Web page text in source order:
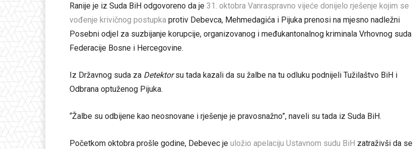
Ranije je iz Suda BiH odgovoreno da je 31. oktobra Vanraspravno vijeće donijelo rješenje kojim se
vođenje krivičnog postupka protiv Debevca, Mehmedagića i Pijuka prenosi na mjesno nadležni
Posebni odjel za suzbijanje korupcije, organizovanog i međukantonalnog kriminala Vrhovnog suda
Federacije Bosne i Hercegovine.
Iz Državnog suda za Detektorsu tada kazali da su žalbe na tu odluku podnijeli Tužilaštvo BiH i
Odbrana optuženog Pijuka.
“Žalbe su odbijene kao neosnovane i rješenje je pravosnažno”, naveli su tada iz Suda BiH.
Početkom oktobra prošle godine, Debevec je uložio apelaciju Ustavnom sudu BiH zatraživši da se